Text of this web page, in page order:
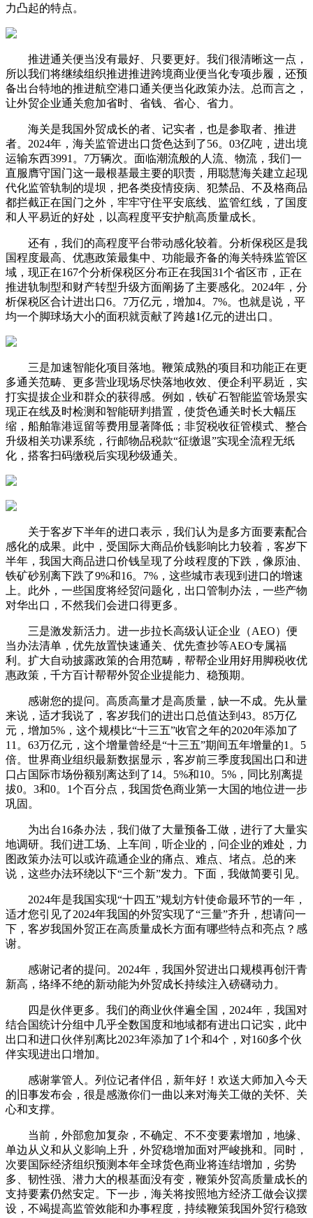
力凸起的特点。
推进通关便当没有最好、只要更好。我们很清晰这一点，
所以我们将继续组织推进推进跨境商业便当化专项步履，还预
备出台特地的推进航空港口通关便当化政策办法。总而言之，
让外贸企业通关愈加省时、省钱、省心、省力。
海关是我国外贸成长的者、记实者，也是参取者、推进
者。2024年，海关监管进出口货色达到了56。03亿吨，进出境
运输东西3991。7万辆次。面临潮流般的人流、物流，我们一
直服膺守国门这一最根基最主要的职责，用聪慧海关建立起现
代化监管轨制的堤坝，把各类疫情疫病、犯禁品、不及格商品
都拦截正在国门之外，牢牢守住平安底线、监管红线，了国度
和人平易近的好处，以高程度平安护航高质量成长。
还有，我们的高程度平台带动感化较着。分析保税区是我
国程度最高、优惠政策最集中、功能最齐备的海关特殊监管区
域，现正在167个分析保税区分布正在我国31个省区市，正在
推进轨制型和财产转型升级方面阐扬了主要感化。2024年，分
析保税区合计进出口6。7万亿元，增加4。7%。也就是说，平
均一个脚球场大小的面积就贡献了跨越1亿元的进出口。
三是加速智能化项目落地。鞭策成熟的项目和功能正在更
多通关范畴、更多营业现场尽快落地收效、便企利平易近，实
打实提拔企业和群众的获得感。例如，铁矿石智能监管场景实
现正在线及时检测和智能研判措置，使货色通关时长大幅压
缩，船舶靠港逗留等费用显著降低；非贸税收征管模式、整合
升级相关功课系统，行邮物品税款“征缴退”实现全流程无纸
化，搭客扫码缴税后实现秒级通关。
关于客岁下半年的进口表示，我们认为是多方面要素配合
感化的成果。此中，受国际大商品价钱影响比力较着，客岁下
半年，我国大商品进口价钱呈现了分歧程度的下跌，像原油、
铁矿砂别离下跌了9%和16。7%，这些城市表现到进口的增速
上。此外，一些国度将经贸问题化，出口管制办法，一些产物
对华出口，不然我们会进口得更多。
三是激发新活力。进一步拉长高级认证企业（AEO）便
当办法清单，优先放置快速通关、优先查抄等AEO专属福
利。扩大自动披露政策的合用范畴，帮帮企业用好用脚税收优
惠政策，千方百计帮帮外贸企业提能力、稳预期。
感谢您的提问。高质高量才是高质量，缺一不成。先从量
来说，适才我说了，客岁我们的进出口总值达到43。85万亿
元，增加5%，这个规模比“十三五”收官之年的2020年添加了
11。63万亿元，这个增量曾经是“十三五”期间五年增量的1。5
倍。世界商业组织最新数据显示，客岁前三季度我国出口和进
口占国际市场份额别离达到了14。5%和10。5%，同比别离提
拔0。3和0。1个百分点，我国货色商业第一大国的地位进一步
巩固。
为出台16条办法，我们做了大量预备工做，进行了大量实
地调研。我们进工场、上车间，听企业的，问企业的难处，力
图政策办法可以或许疏通企业的痛点、难点、堵点。总的来
说，这些办法环绕以下“三个新”发力。下面，我做简要引见。
2024年是我国实现“十四五”规划方针使命最环节的一年，
适才您引见了2024年我国的外贸实现了“三量”齐升，想请问一
下，客岁我国外贸正在高质量成长方面有哪些特点和亮点？感
谢。
感谢记者的提问。2024年，我国外贸进出口规模再创汗青
新高，络绎不绝的新动能为外贸成长持续注入磅礴动力。
四是伙伴更多。我们的商业伙伴遍全国，2024年，我国对
结合国统计分组中几乎全数国度和地域都有进出口记实，此中
出口和进口伙伴别离比2023年添加了1个和4个，对160多个伙
伴实现进出口增加。
感谢掌管人。列位记者伴侣，新年好！欢送大师加入今天
的旧事发布会，很是感激你们一曲以来对海关工做的关怀、关
心和支撑。
当前，外部愈加复杂，不确定、不不变要素增加，地缘、
单边从义和从义影响上升，外贸稳增加面对严峻挑和。同时，
次要国际经济组织预测本年全球货色商业将连结增加，劣势
多、韧性强、潜力大的根基面没有变，鞭策外贸高质量成长的
支持要素仍然安定。下一步，海关将按照地方经济工做会议摆
设，不竭提高监管效能和办事程度，持续鞭策我国外贸行稳致